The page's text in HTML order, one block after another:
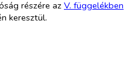
részére az V. függelékben
keresztül.